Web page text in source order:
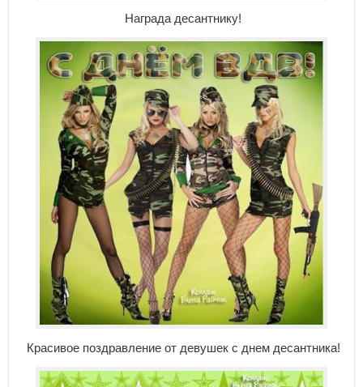
Награда десантнику!
Красивое поздравление от девушек с днем десантника!